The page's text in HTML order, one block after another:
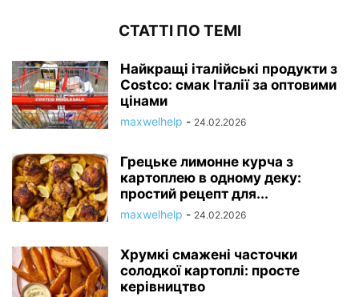
СТАТТІ ПО ТЕМІ
Найкращі італійські продукти з
Costco: смак Італії за оптовими
цінами
maxwelhelp - 24.02.2026
Грецьке лимонне курча з
картоплею в одному деку:
простий рецепт для...
maxwelhelp - 24.02.2026
Хрумкі смажені часточки
солодкої картоплі: просте
керівництво